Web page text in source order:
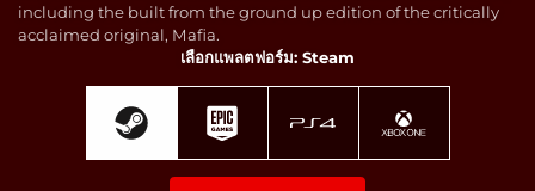
including the built from the ground up edition of the critically
acclaimed original, Mafia.
เลือกแพลตฟอร์ม: Steam